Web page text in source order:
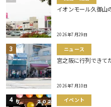
イオンモール久御山
2026年7月29日
ニュース
宮之阪に行列できて
2026年7月10日
イベント